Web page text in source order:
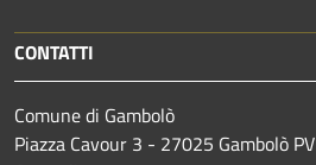
CONTATTI
Comune di Gambolò
Piazza Cavour 3 - 27025 Gambolò PV